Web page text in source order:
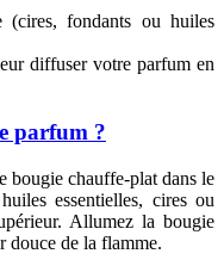
fondants ou huiles
diffuser votre parfum en
parfum ?
bougie chauffe-plat dans le
essentielles, cires ou
Allumez la bougie
douce de la flamme.